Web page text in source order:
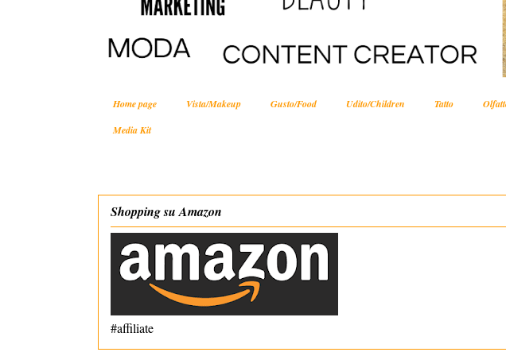
Home page Vista/Makeup Gusto/Food Udito/Children Tatto
Media Kit
Shopping su Amazon
#affiliate